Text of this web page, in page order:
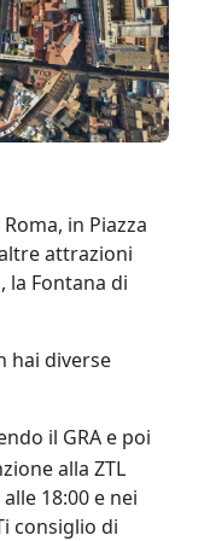
in Piazza
attrazioni
la Fontana di
hai diverse
il GRA e poi
alla ZTL
18:00 e nei
consiglio di